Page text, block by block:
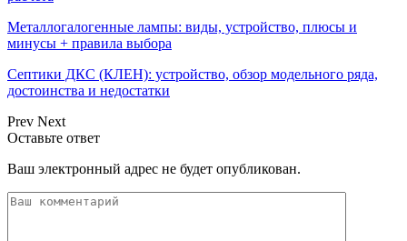
Металлогалогенные лампы: виды, устройство, плюсы и
минусы + правила выбора
Септики ДКС (КЛЕН): устройство, обзор модельного ряда,
достоинства и недостатки
Prev Next
Оставьте ответ
Ваш электронный адрес не будет опубликован.